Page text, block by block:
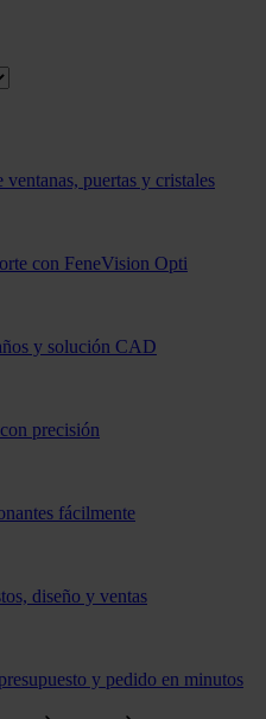
puertas y cristales
con FeneVision Opti
y solución CAD
precisión
fácilmente
diseño y ventas
y pedido en minutos